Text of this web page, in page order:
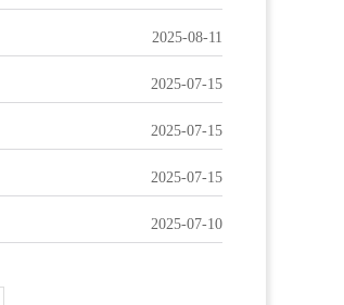
2025-08-11
2025-07-15
2025-07-15
2025-07-15
2025-07-10